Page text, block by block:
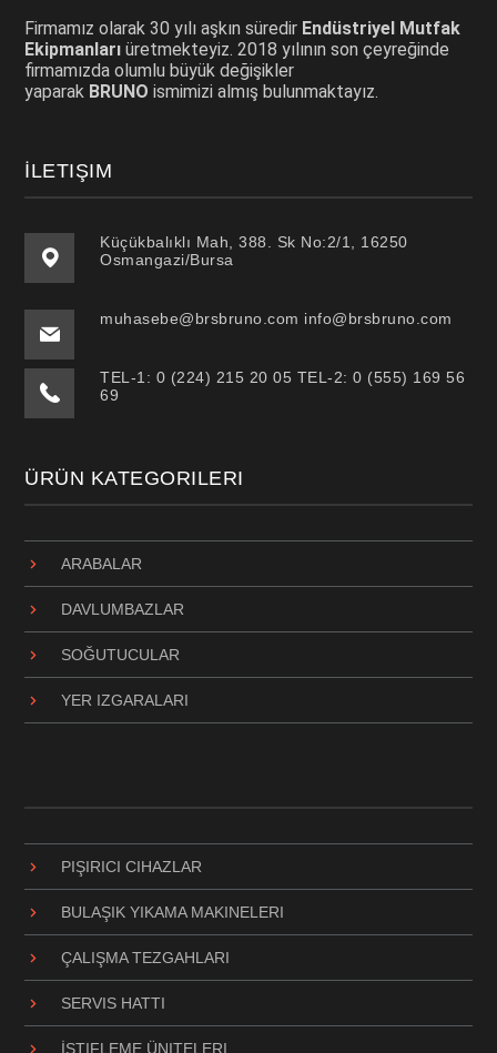
Firmamız olarak 30 yılı aşkın süredir Endüstriyel Mutfak
Ekipmanları üretmekteyiz. 2018 yılının son çeyreğinde
firmamızda olumlu büyük değişikler
yaparak BRUNOismimizi almış bulunmaktayız.
İLETIŞIM
Küçükbalıklı Mah, 388. Sk No:2/1, 16250
Osmangazi/Bursa
muhasebe@brsbruno.com info@brsbruno.com
TEL-1: 0 (224) 215 20 05 TEL-2: 0 (555) 169 56
69
ÜRÜN KATEGORILERI
ARABALAR
DAVLUMBAZLAR
SOĞUTUCULAR
YER IZGARALARI
PIŞIRICI CIHAZLAR
BULAŞIK YIKAMA MAKINELERI
ÇALIŞMA TEZGAHLARI
SERVIS HATTI
İSTIFLEME ÜNITELERI